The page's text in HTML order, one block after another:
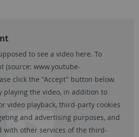
to see a video here. To
(source: www.youtube-
click the "Accept" button below.
playing the video, in addition to
video playback, third-party cookies
and advertising purposes, and
with other services of the third-